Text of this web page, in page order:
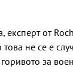
от
не се е
за